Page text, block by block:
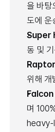
을 바탕
도에 운
Super
동 및
Raptor
위해 개
Falcon
며
heavy-